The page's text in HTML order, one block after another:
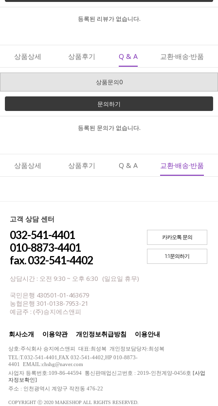
등록된 리뷰가 없습니다.
상품상세 상품후기 Q & A 교환·배송·반품
상품문의0
문의하기
등록된 문의가 없습니다.
상품상세 상품후기 Q & A 교환·배송·반품
고객 상담 센터
032-541-4401
010-8873-4401
fax. 032-541-4402
상담시간 : 오전 9:30 ~ 오후 6:30 (일요일 휴무)
국민은행 430501-01-463679
농협은행 301-0138-7953-21
예금주 : (주)승지에스앤피
카카오톡 문의
1:1문의하기
회사소개 이용약관 개인정보취급방침 이용안내
상호:주식회사 승지에스앤피 대표:최성복 개인정보담당자:최성복
TEL:T.032-541-4401,FAX 032-541-4402,HP 010-8873-
4401 EMAIL:chshg@naver.com
사업자 등록번호:109-86-44594 통신판매업신고번호 : 2019-인천계양-0456호 [사업
자정보확인]
주소 : 인천광역시 계양구 작전동 476-22
COPYRIGHT ⓒ 2020 MAKESHOP ALL RIGHTS RESERVED.